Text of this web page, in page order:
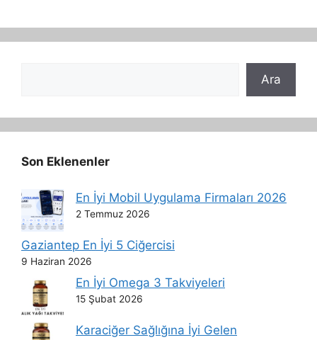
Ara
Son Eklenenler
En İyi Mobil Uygulama Firmaları 2026
2 Temmuz 2026
Gaziantep En İyi 5 Ciğercisi
9 Haziran 2026
En İyi Omega 3 Takviyeleri
15 Şubat 2026
Karaciğer Sağlığına İyi Gelen